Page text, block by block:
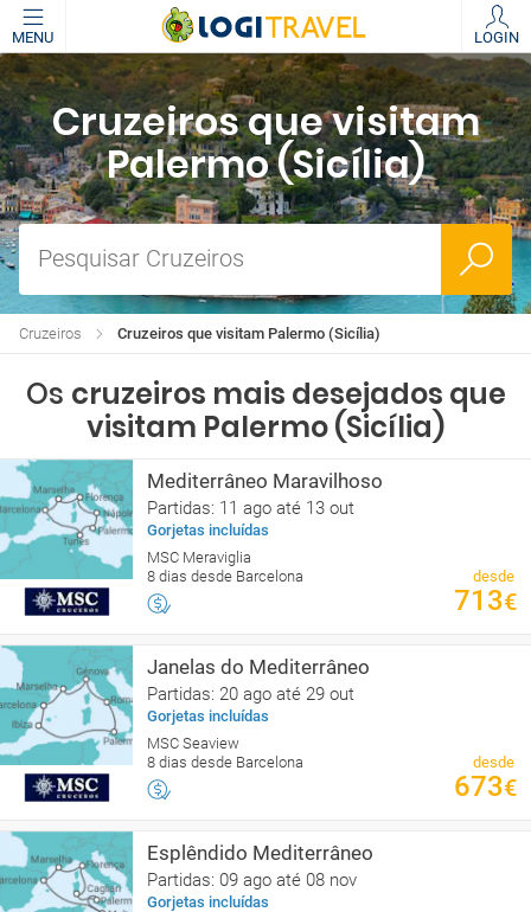
MENU LOGIN
Cruzeiros que visitam
Palermo (Sicília)
Pesquisar Cruzeiros
Cruzeiros que visitam Palermo (Sicília)
Cruzeiros
Os cruzeiros mais desejados que
visitam Palermo (Sicília)
Mediterrâneo Maravilhoso
Partidas: 11 ago até 13 out
Gorjetas incluídas
MSC Meraviglia
8 dias desde Barcelona
desde
713€
Janelas do Mediterrâneo
Partidas: 20 ago até 29 out
Gorjetas incluídas
MSC Seaview
8 dias desde Barcelona
desde
673€
Esplêndido Mediterrâneo
Partidas: 09 ago até 08 nov
Gorjetas incluídas